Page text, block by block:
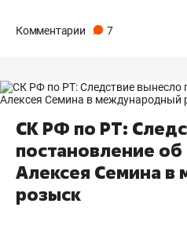
Комментарии 7
СК РФ по РТ:
постановление
Алексея Семина
розыск